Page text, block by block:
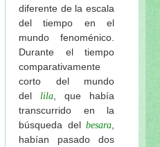
diferente de la escala
del tiempo en el
mundo fenoménico.
Durante el tiempo
comparativamente
corto del mundo
del lila , que había
transcurrido en la
búsqueda del besara
habían pasado dos